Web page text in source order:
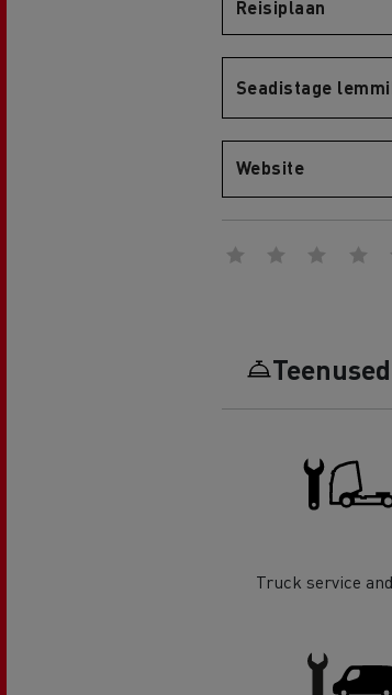
Renault Trucks D
Reisiplaan
Seadistage
Website
Teenused
Truck service